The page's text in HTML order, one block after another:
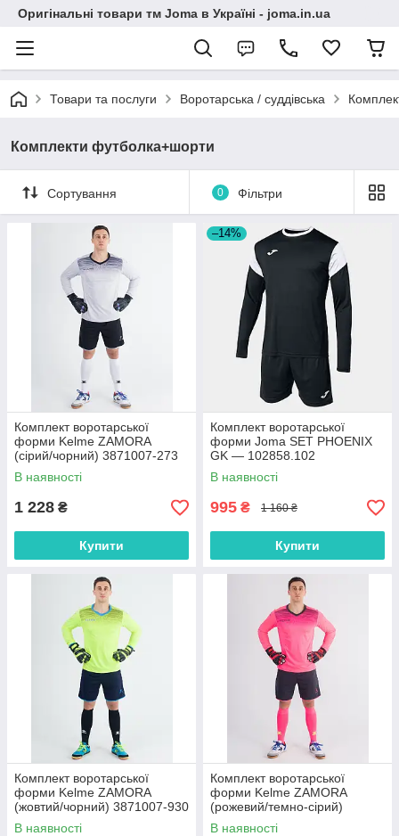
Оригінальні товари тм Joma в Україні - joma.in.ua
Товари та послуги Воротарська / суддівська
Комплекти футболка+шорти
Сортування 0 Фільтри
Комплект воротарської
форми Kelme ZAMORA
(сірий/чорний) 3871007-273
В наявності
1 228 ₴
Купити
–14%
Комплект воротарської
форми Joma SET PHOENIX
GK — 102858.102
В наявності
995 ₴ 1 160 ₴
Купити
Комплект воротарської
форми Kelme ZAMORA
(жовтий/чорний) 3871007-930
В наявності
Комплект воротарської
форми Kelme ZAMORA
(рожевий/темно-сірий)
3871007-997
В наявності